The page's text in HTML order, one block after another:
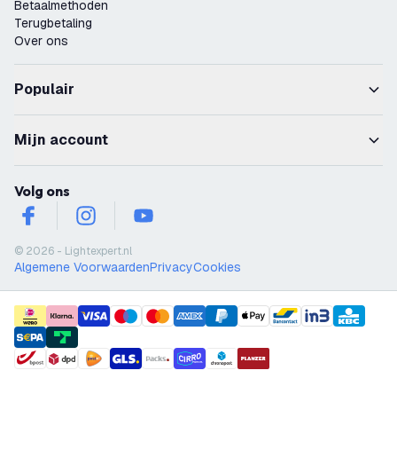
Betaalmethoden
Terugbetaling
Over ons
Populair
Mijn account
Volg ons
facebookinstagramyoutube
© 2026 - Lightexpert.nl
Algemene VoorwaardenPrivacyCookies
payment methods
shipment methods